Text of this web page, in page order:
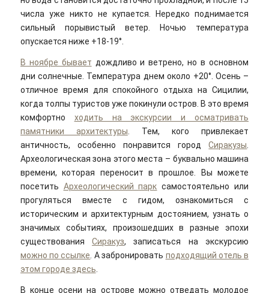
числа уже никто не купается. Нередко поднимается
сильный порывистый ветер. Ночью температура
опускается ниже +18-19°.
В ноябре бывает дождливо и ветрено, но в основном
дни солнечные. Температура днем около +20°. Осень –
отличное время для спокойного отдыха на Сицилии,
когда толпы туристов уже покинули остров. В это время
комфортно ходить на экскурсии и осматривать
памятники архитектуры . Тем, кого привлекает
античность, особенно понравится городСиракузы
Археологическая зона этого места – буквально машина
времени, которая переносит в прошлое. Вы можете
посетить Археологический парк самостоятельно или
прогуляться вместе с гидом, ознакомиться с
историческим и архитектурным достоянием, узнать о
значимых событиях, произошедших в разные эпохи
существованияСиракуз, записаться на экскурсию
можно по ссылке . А забронировать подходящий отель в
этом городе здесь
В конце осени на острове можно отведать молодое